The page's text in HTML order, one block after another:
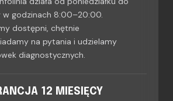
godzinach 8:00–20:00.
dostępni, chętnie
na pytania i udzielamy
diagnostycznych.
12 MIESIĘCY